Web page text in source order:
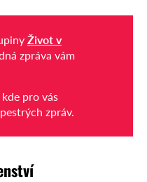
Život v
zpráva vám
, kde pro vás
zpráv.